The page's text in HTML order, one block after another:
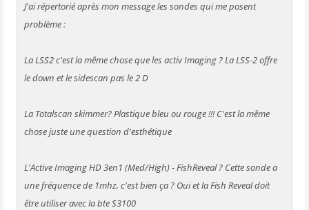
J'ai répertorié après mon message les sondes qui me posent
problème :
La LSS2 c'est la même chose que les activ Imaging ? La LSS-2 offre
le down et le sidescan pas le 2 D
La Totalscan skimmer? Plastique bleu ou rouge !!! C'est la même
chose juste une question d'esthétique
L'Active Imaging HD 3en1 (Med/High) - FishReveal ? Cette sonde a
une fréquence de 1mhz, c'est bien ça ? Oui et la Fish Reveal doit
être utiliser avec la bte S3100